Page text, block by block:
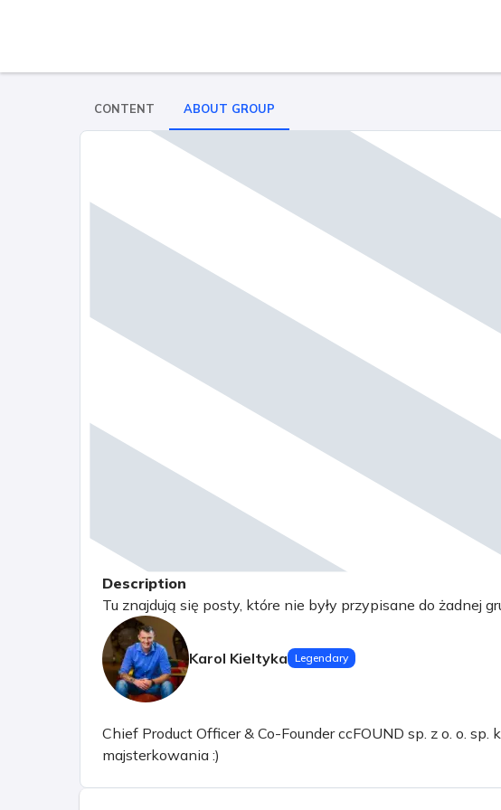
CONTENT ABOUT GROUP
Description
Tu znajdują się posty, które nie były przypisane do żadnej
Karol Kieltyka Legendary
Chief Product Officer & Co-Founder ccFOUND sp. z o. o.
majsterkowania :)